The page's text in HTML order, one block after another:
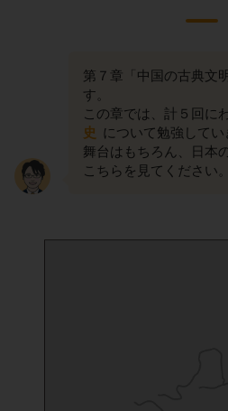
第７章「中国の古典文
す。
この章では、計５回に
史
について勉強してい
舞台はもちろん、日本
こちらを見てください。